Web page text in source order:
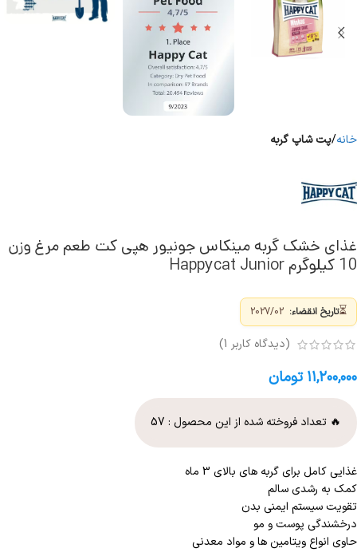
خانه پت شاپ گربه
غذای خشک گربه مینکاس جونیور هپی کت طعم مرغ وزن
10 کیلوگرم Happycat Junior
⏳تاریخ انقضاء:
(دیدگاه کاربر 1
)
۱۱,۲۰۰,۰۰۰ تومان
🔥 تعداد فروخته شده از این محصول : 57
غذایی کامل برای گربه های بالای 3 ماه
کمک به رشدی سالم
تقویت سیستم ایمنی بدن
درخشندگی پوست و مو
حاوی انواع ویتامین ها و مواد معدنی